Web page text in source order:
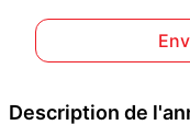
Description de